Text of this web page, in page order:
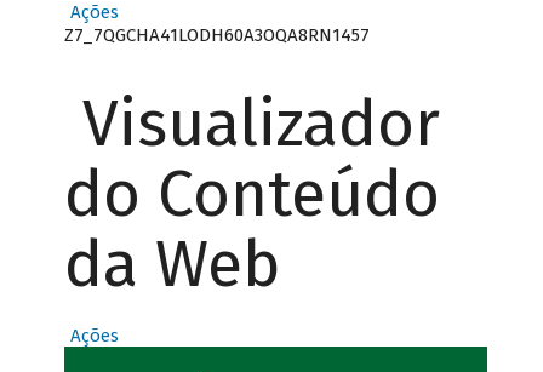
Ações
Z7_7QGCHA41LODH60A3OQA8RN1457
Visualizador
do Conteúdo
da Web
Ações